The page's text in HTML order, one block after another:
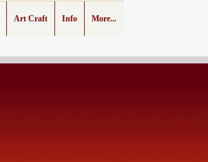
Art Craft Info More...